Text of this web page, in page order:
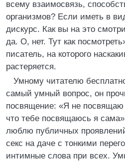
всему взаимосвязь,
организмов? Если иметь в
дискурс. Как вы на это
да. О, нет. Тут как
писатель, на которого
растеряется.
Умному читателю
самый умный вопрос, он
посвящение: «Я не посвящаю
что тебе посвящаюсь я
люблю публичных
секс на даче с тонкими
интимные слова при всех.